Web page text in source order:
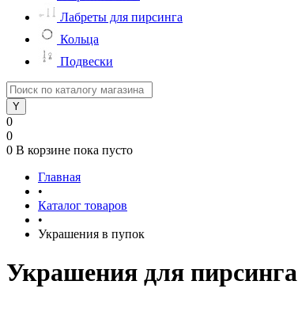
Лабреты для пирсинга
Кольца
Подвески
0
0
0 В корзине пока пусто
Главная
•
Каталог товаров
•
Украшения в пупок
Украшения для пирсинга